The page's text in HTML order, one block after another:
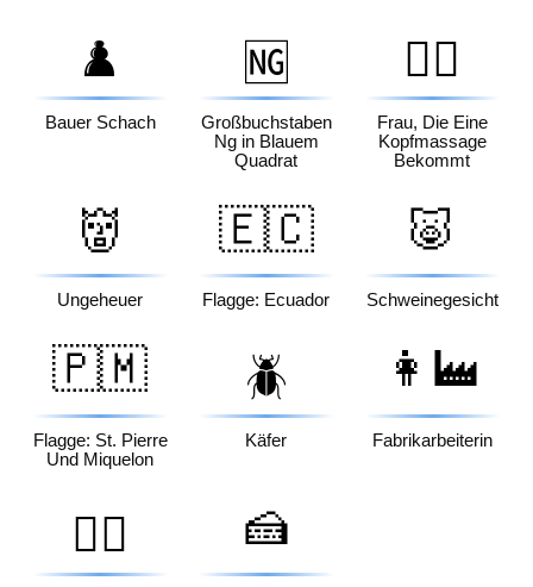
♟️
Bauer Schach
🆖
Großbuchstaben
Ng in Blauem
Quadrat
💆‍♀️
Frau, Die Eine
Kopfmassage
Bekommt
👹
Ungeheuer
🇪🇨
Flagge: Ecuador
🐷
Schweinegesicht
🇵🇲
Flagge: St. Pierre
Und Miquelon
🪲
Käfer
👩‍🏭
Fabrikarbeiterin
👩‍✈️ 🍰